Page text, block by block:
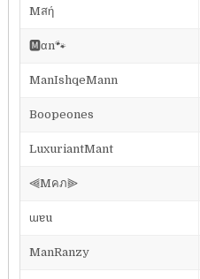
Mสή
🅼αn🐾
ManIshqeMann
Boopeones
LuxuriantMant
⫷Mคภ⫸
ɯɐu
ManRanzy